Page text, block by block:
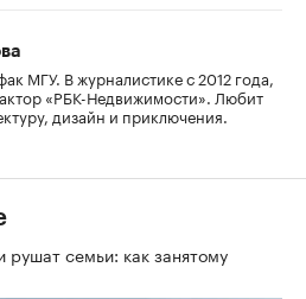
МГУ. В журналистике с 2012 года,
«РБК-Недвижимости». Любит
дизайн и приключения.
семьи: как занятому